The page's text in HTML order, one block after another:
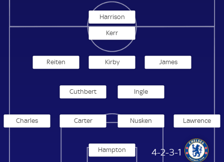
Harrison
Chelsea Frauen
4-2-3-1
Hampton
Lawrence
Nusken
Carter
Charles
Ingle
Cuthbert
James
Kirby
Reiten
Kerr